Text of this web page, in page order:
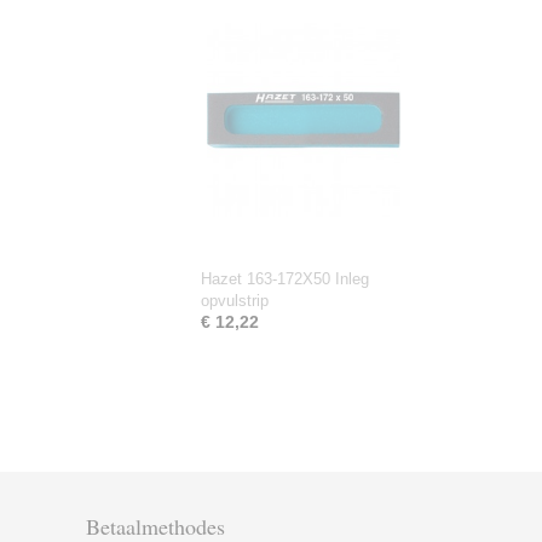
Hazet 163-172X50 Inleg
opvulstrip
€ 12,22
Betaalmethodes